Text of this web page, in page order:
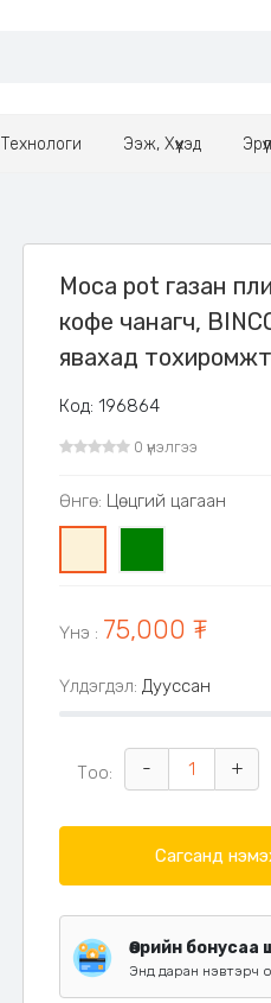
Технологи Ээж, Хүүхэд
Moca pot газан
кофе чанагч,
явахад
Код: 196864
0 үнэлгээ
Өнгө: Цөцгий цагаан
Үнэ : 75,000 ₮
Үлдэгдэл: Дууссан
Тоо: - +
Сагсанд
Өөрийн бонусаа
Энд даран нэвтэрч